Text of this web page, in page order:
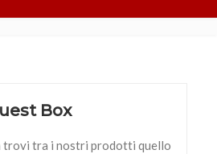
Box
trovi tra i nostri prodotti quello